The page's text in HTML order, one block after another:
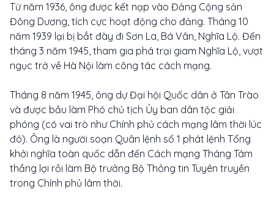
Từ năm 1936, ông được kết nạp vào Đảng Cộng sản
Đông Dương, tích cực hoạt động cho đảng. Tháng 10
năm 1939 lại bị bắt đày đi Sơn La, Bá Vân, Nghĩa Lộ. Đến
tháng 3 năm 1945, tham gia phá trại giam Nghĩa Lộ, vượt
ngục trở về Hà Nội làm công tác cách mạng.
Tháng 8 năm 1945, ông dự Đại hội Quốc dân ở Tân Trào
và được bầu làm Phó chủ tịch Ủy ban dân tộc giải
phóng (có vai trò như Chính phủ cách mạng lâm thời lúc
đó). Ông là người soạn Quân lệnh số 1 phát lệnh Tổng
khởi nghĩa toàn quốc dẫn đến Cách mạng Tháng Tám
thắng lợi rồi làm Bộ trưởng Bộ Thông tin Tuyên truyền
trong Chính phủ lâm thời.